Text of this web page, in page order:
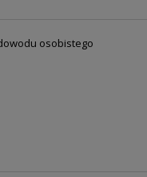
PŁATNOŚCI
osobistego